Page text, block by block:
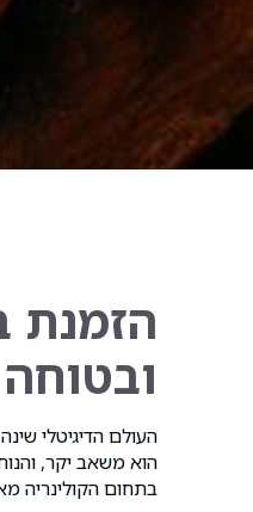
הזמנת
העולם הדיגיטלי
הוא משאב יקר,
בתחום הקולינריה